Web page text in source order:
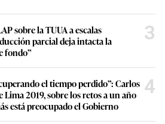
sobre la TUUA a escalas
parcial deja intacta la
fondo”
3
el tiempo perdido”: Carlos
Lima 2019, sobre los retos a un año
está preocupado el Gobierno
4